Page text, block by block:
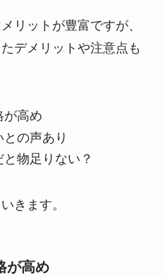
リットが豊富ですが、
デメリットや注意点も
が高め
の声あり
物足りない？
きます。
が高め